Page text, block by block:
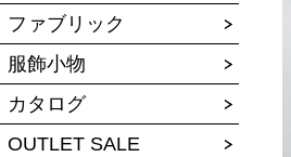
ファブリック
服飾小物
カタログ
OUTLET SALE